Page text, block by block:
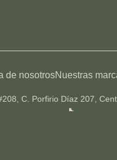
de nosotrosNuestras
C. Porfirio Díaz 207,